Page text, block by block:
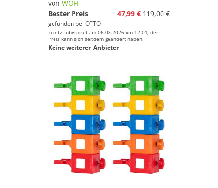
von WOFI
Bester Preis
47,99 € 119,00 €
gefunden bei OTTO
zuletzt überprüft am 06.08.2026 um 12:04; der
Preis kann sich seitdem geändert haben.
Keine weiteren Anbieter